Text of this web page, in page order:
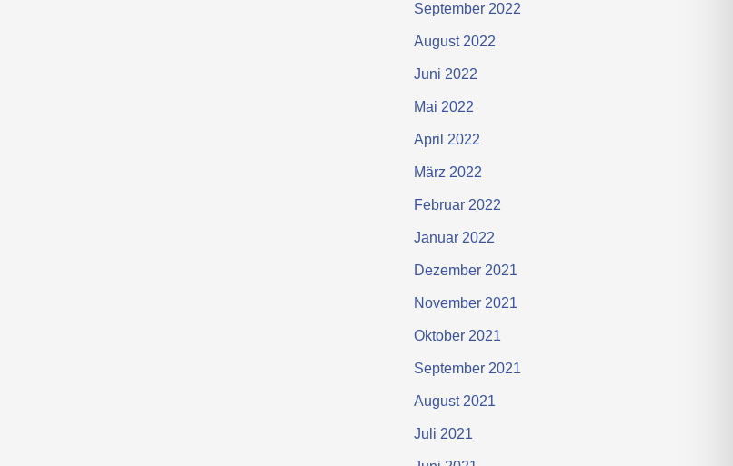
September 2022
August 2022
Juni 2022
Mai 2022
April 2022
März 2022
Februar 2022
Januar 2022
Dezember 2021
November 2021
Oktober 2021
September 2021
August 2021
Juli 2021